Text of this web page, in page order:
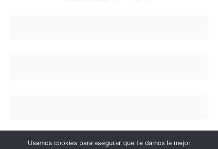
Usamos cookies para asegurar que te damos la mejor